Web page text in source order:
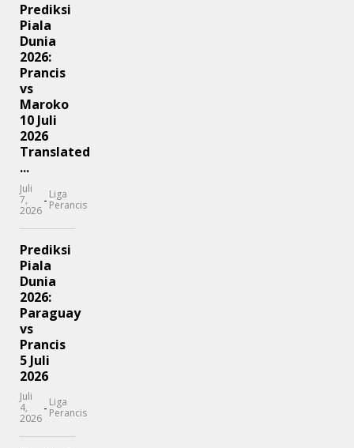
Prediksi
Piala
Dunia
2026:
Prancis
vs
Maroko
10 Juli
2026
Translated
...
Juli
7,
2026
- Liga
Perancis
Prediksi
Piala
Dunia
2026:
Paraguay
vs
Prancis
5 Juli
2026
Juli
4,
2026
- Liga
Perancis